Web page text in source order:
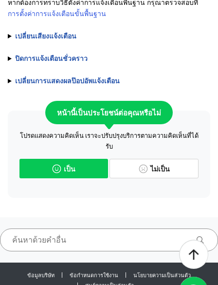
หากต้องการทราบวิธีตั้งค่าการแจ้งเตือนพื้นฐาน กรุณาตรวจสอบที่
การตั้งค่าการแจ้งเตือนขั้นพื้นฐาน
เปลี่ยนเสียงแจ้งเตือน
ปิดการแจ้งเตือนชั่วคราว
เปลี่ยนการแสดงผลป๊อปอัพแจ้งเตือน
หน้านี้เป็นประโยชน์ต่อคุณหรือไม่
โปรดแสดงความคิดเห็น เราจะปรับปรุงบริการตามความคิดเห็นที่ได้
รับ
เป็น ไม่เป็น
ข้อมูลบริษัท ข้อกำหนดการใช้งาน
นโยบายความเป็นส่วนตัว